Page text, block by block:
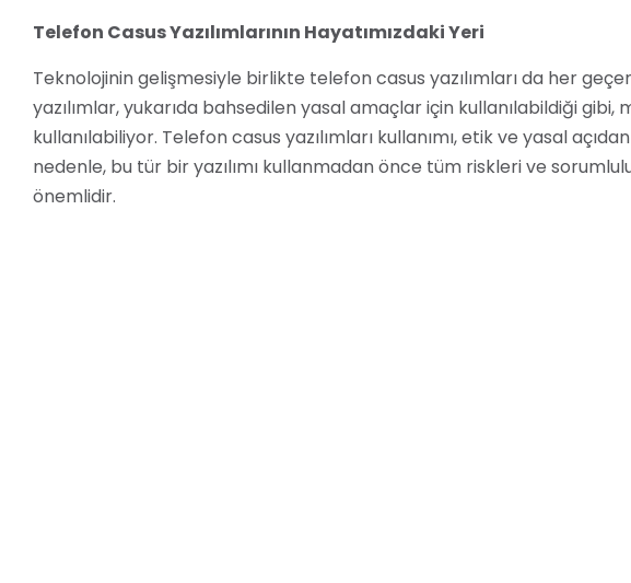
Telefon Casus Yazılımlarının Hayatımızdaki Yeri
Teknolojinin gelişmesiyle birlikte telefon casus yazılımları da her
yazılımlar, yukarıda bahsedilen yasal amaçlar için kullanılabildiği gibi,
kullanılabiliyor. Telefon casus yazılımları kullanımı, etik ve yasal
nedenle, bu tür bir yazılımı kullanmadan önce tüm riskleri ve
önemlidir.